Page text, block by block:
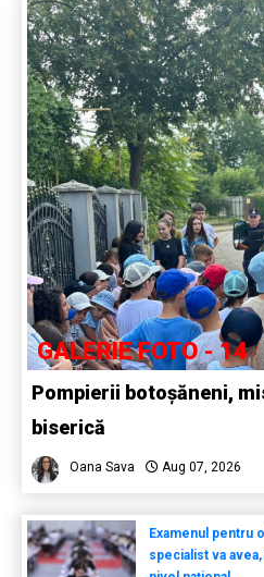
GALERIE FOTO - 14
Pompierii botoșăneni,
biserică
Oana Sava Aug 07, 2026
Examenul pentru
specialist va